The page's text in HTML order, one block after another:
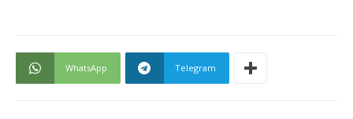
WhatsApp Telegram